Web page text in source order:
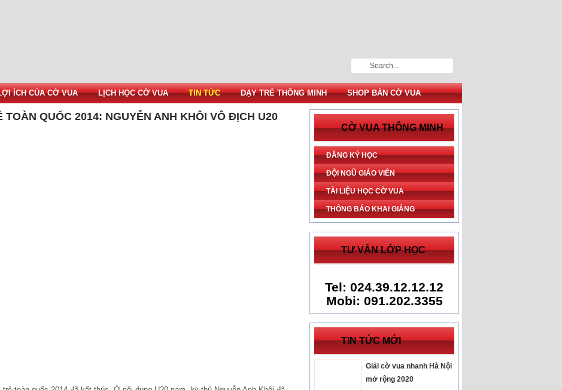
ÍCH CỦA CỜ VUA LỊCH HỌC CỜ VUA TIN TỨC DẠY TRẺ THÔNG MINH SHOP BÁN CỜ VUA
QUỐC 2014: NGUYỄN ANH KHÔI VÔ ĐỊCH U20
CỜ VUA THÔNG MINH
ĐĂNG KÝ HỌC
ĐỘI NGŨ GIÁO VIÊN
TÀI LIỆU HỌC CỜ VUA
THÔNG BÁO KHAI GIẢNG
TƯ VẤN LỚP HỌC
Tel: 024.39.12.12.12
Mobi: 091.202.3355
TIN TỨC MỚI
Giải cờ vua nhanh Hà Nội
mở rộng 2020